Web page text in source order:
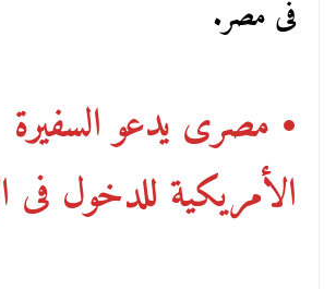
فى مصر.
• مصرى يدعو السفيرة
الأمريكية للدخول فى